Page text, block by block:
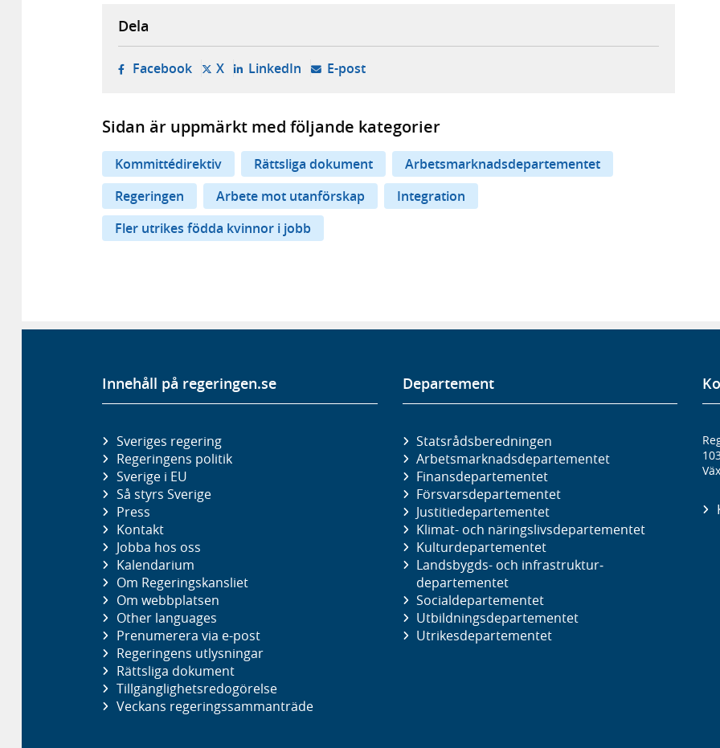
Dela
Facebook- öppnas i ny flik, extern webbplats,
X- öppnas i ny flik, extern webbplats,
LinkedIn- öppnas i ny flik, extern webbplats,
E-post- öppnar din e-postklient,
Sidan är uppmärkt med följande kategorier
Kommittédirektiv Rättsliga dokument
Arbetsmarknadsdepartementet
Regeringen
Arbete mot utanförskap
Integration
Fler utrikes födda kvinnor i jobb
Innehåll på regeringen.se
Sveriges regering
Regeringens politik
Sverige i EU
Så styrs Sverige
Press
Kontakt
Jobba hos oss
Kalendarium
Om Regeringskansliet
Om webbplatsen
Other languages
Prenumerera via e-post
Regeringens utlysningar
Rättsliga dokument
Tillgänglighetsredogörelse
Veckans regeringssammanträde
Departement
Statsrådsberedningen
Arbetsmarknads­departementet
Finans­departementet
Försvars­departementet
Justitie­departementet
Klimat- och näringslivs­departementet
Kultur­departementet
Landsbygds- och infrastruktur­
departementet
Social­departementet
Utbildnings­departementet
Utrikes­departementet